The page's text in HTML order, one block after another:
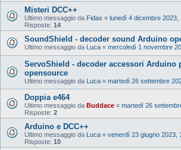
Misteri DCC++
Ultimo messaggio da Fidax « lunedì 4 dicembre 2023,
Risposte: 14
SoundShield - decoder sound Arduino
Ultimo messaggio da Luca « mercoledì 1 novembre
ServoShield - decoder accessori Arduino
opensource
Ultimo messaggio da Luca « martedì 26 settembre
Doppia e464
Ultimo messaggio da Buddace « martedì 26
Risposte: 2
Arduino e DCC++
Ultimo messaggio da Luca « venerdì 23 giugno 2023,
Risposte: 10